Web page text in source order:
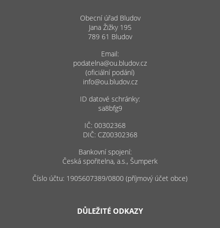
Obecní úřad Bludov
Jana Žižky 195
789 61 Bludov
Email:
podatelna@ou.bludov.cz
(oficiální podání)
info@ou.bludov.cz
ID datové schránky:
sa8bfg9
IČ: 00302368
DIČ: CZ00302368
Bankovní spojení:
Česká spořitelna, a.s., Šumperk
Číslo účtu: 1905607389/0800 (příjmový účet obce)
DŮLEŽITÉ ODKAZY